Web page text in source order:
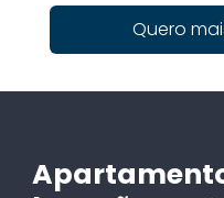
Quero